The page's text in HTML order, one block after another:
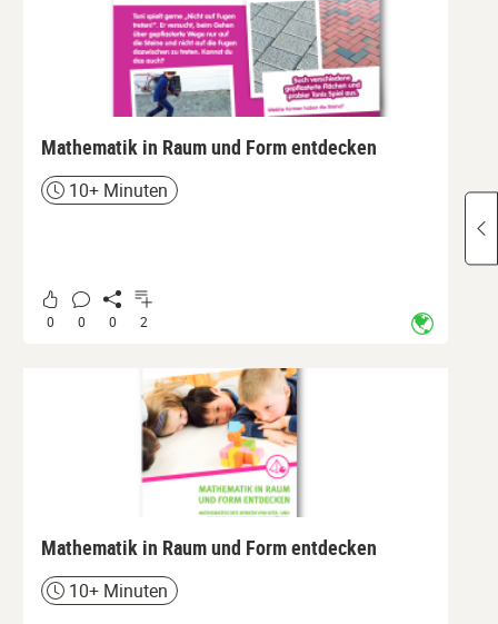
Mathematik in Raum und Form entdecken
Zeit10+ Minuten
0 0 0 2
Mathematik in Raum und Form entdecken
Zeit10+ Minuten